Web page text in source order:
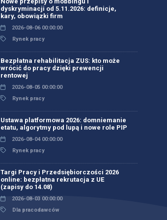
dyskryminacji od 5.11.2026: definicje,
kary, obowiązki firm
2026-08-06 00:00:00
Rynek pracy
Bezpłatna rehabilitacja ZUS: kto może
wrócić do pracy dzięki prewencji
rentowej
2026-08-05 00:00:00
Rynek pracy
Ustawa platformowa 2026: domniemanie
etatu, algorytmy pod lupą i nowe role PIP
2026-08-04 00:00:00
Rynek pracy
Targi Pracy i Przedsiębiorczości 2026
online: bezpłatna rekrutacja z UE
(zapisy do 14.08)
2026-08-03 00:00:00
Dla pracodawców